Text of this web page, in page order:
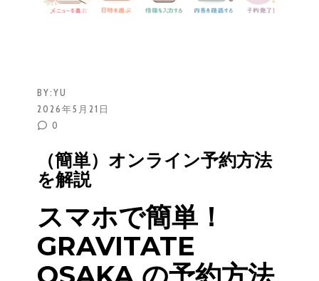
BY:YU
2026年5月21日
0
（簡単）オンライン予約方法
を解説
スマホで簡単！
GRAVITATE